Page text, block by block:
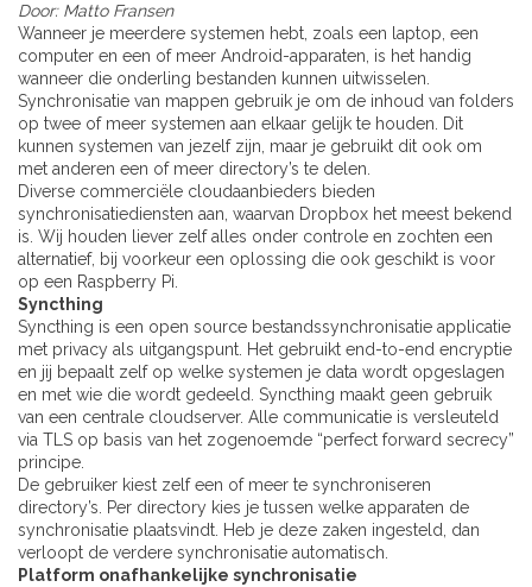
Door: Matto Fransen
Wanneer je meerdere systemen hebt, zoals een laptop, een
computer en een of meer Android-apparaten, is het handig
wanneer die onderling bestanden kunnen uitwisselen.
Synchronisatie van mappen gebruik je om de inhoud van folders
op twee of meer systemen aan elkaar gelijk te houden. Dit
kunnen systemen van jezelf zijn, maar je gebruikt dit ook om
met anderen een of meer directory’s te delen.
Diverse commerciële cloudaanbieders bieden
synchronisatiediensten aan, waarvan Dropbox het meest bekend
is. Wij houden liever zelf alles onder controle en zochten een
alternatief, bij voorkeur een oplossing die ook geschikt is voor
op een Raspberry Pi.
Syncthing
Syncthing is een open source bestandssynchronisatie applicatie
met privacy als uitgangspunt. Het gebruikt end-to-end encryptie
en jij bepaalt zelf op welke systemen je data wordt opgeslagen
en met wie die wordt gedeeld. Syncthing maakt geen gebruik
van een centrale cloudserver. Alle communicatie is versleuteld
via TLS op basis van het zogenoemde “perfect forward secrecy”
principe.
De gebruiker kiest zelf een of meer te synchroniseren
directory’s. Per directory kies je tussen welke apparaten de
synchronisatie plaatsvindt. Heb je deze zaken ingesteld, dan
verloopt de verdere synchronisatie automatisch.
Platform onafhankelijke synchronisatie